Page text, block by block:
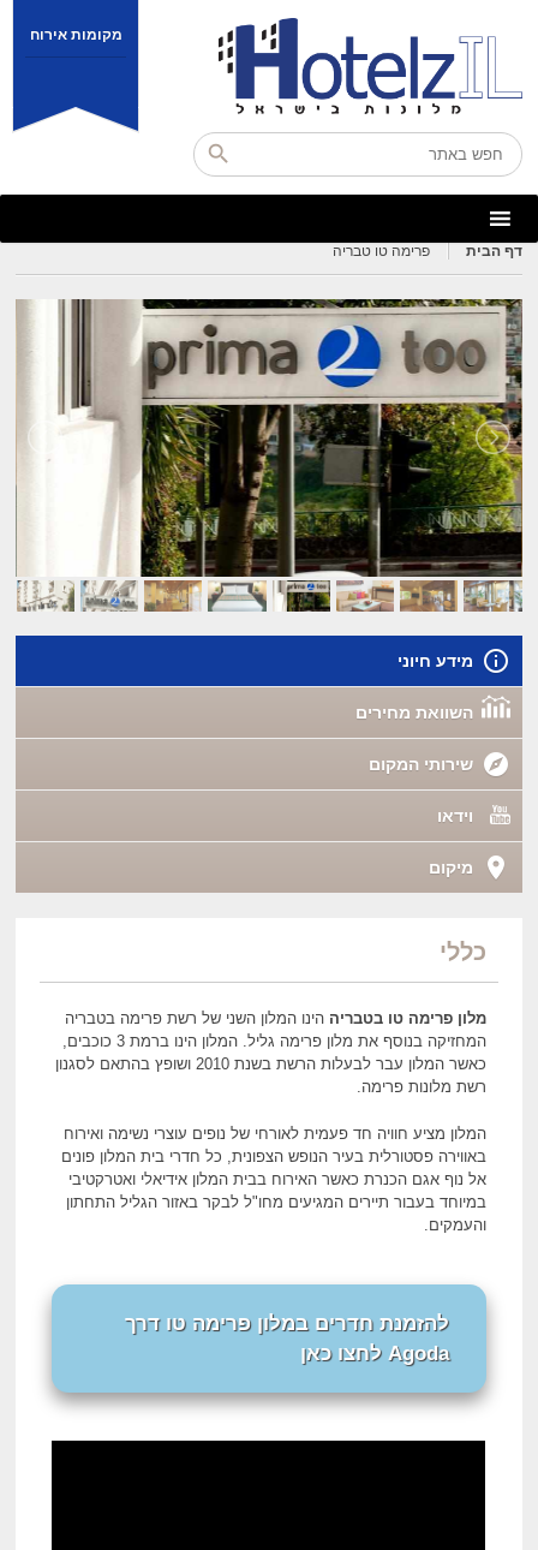
מקומות אירוח
דף הבית פרימה טו טבריה
מידע חיוני
השוואת מחירים
שירותי המקום
וידאו
מיקום
כללי
מלון פרימה טו בטבריה הינו המלון השני של רשת פרימה בטבריה
המחזיקה בנוסף את מלון פרימה גליל. המלון הינו ברמת 3 כוכבים,
כאשר המלון עבר לבעלות הרשת בשנת 2010 ושופץ בהתאם לסגנון
רשת מלונות פרימה.
המלון מציע חוויה חד פעמית לאורחי של נופים עוצרי נשימה ואירוח
באווירה פסטורלית בעיר הנופש הצפונית, כל חדרי בית המלון פונים
אל נוף אגם הכנרת כאשר האירוח בבית המלון אידיאלי ואטרקטיבי
במיוחד בעבור תיירים המגיעים מחו"ל לבקר באזור הגליל התחתון
והעמקים.
להזמנת חדרים במלון פרימה טו דרך
Agoda לחצו כאן